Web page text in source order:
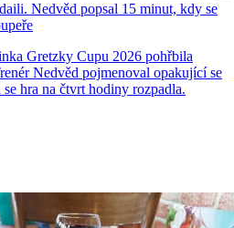
Nedvěd popsal 15 minut, kdy se
Gretzky Cupu 2026 pohřbila
Nedvěd pojmenoval opakující se
hra na čtvrt hodiny rozpadla.